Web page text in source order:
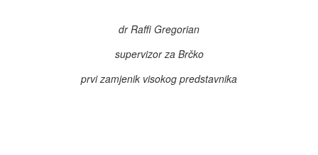
dr Raffi Gregorian
supervizor za Brčko
prvi zamjenik visokog predstavnika